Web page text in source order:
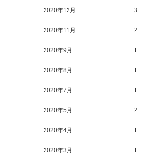
2020年12月 3
2020年11月 2
2020年9月 1
2020年8月 1
2020年7月 1
2020年5月 2
2020年4月 1
2020年3月 1